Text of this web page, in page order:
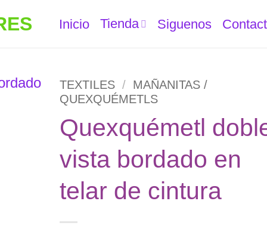
Inicio Tienda Siguenos
TEXTILES / MAÑANITAS /
QUEXQUÉMETLS
Quexquémetl
vista bordado en
telar de cintura